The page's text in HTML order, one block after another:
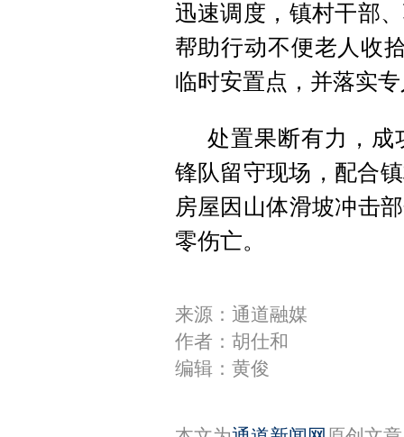
迅速调度，镇村干部
帮助行动不便老人收
临时安置点，并落实
处置果断有力，成
锋队留守现场，配合
房屋因山体滑坡冲击
零伤亡。
来源：通道融媒
作者：胡仕和
编辑：黄俊